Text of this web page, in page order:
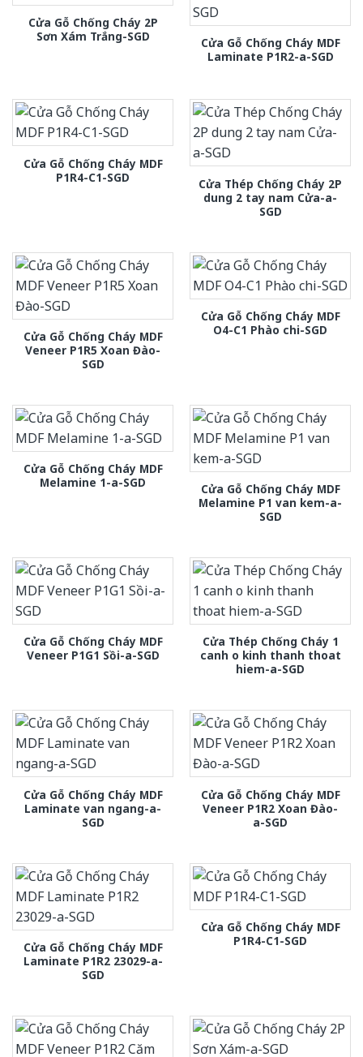
Cửa Gỗ Chống Cháy 2P
Sơn Xám Trắng-SGD
Cửa Gỗ Chống Cháy MDF
Laminate P1R2-a-SGD
Cửa Gỗ Chống Cháy MDF
P1R4-C1-SGD
Cửa Thép Chống Cháy 2P
dung 2 tay nam Cửa-a-
SGD
Cửa Gỗ Chống Cháy MDF
Veneer P1R5 Xoan Đào-
SGD
Cửa Gỗ Chống Cháy MDF
O4-C1 Phào chi-SGD
Cửa Gỗ Chống Cháy MDF
Melamine 1-a-SGD
Cửa Gỗ Chống Cháy MDF
Melamine P1 van kem-a-
SGD
Cửa Gỗ Chống Cháy MDF
Veneer P1G1 Sồi-a-SGD
Cửa Thép Chống Cháy 1
canh o kinh thanh thoat
hiem-a-SGD
Cửa Gỗ Chống Cháy MDF
Laminate van ngang-a-
SGD
Cửa Gỗ Chống Cháy MDF
Veneer P1R2 Xoan Đào-
a-SGD
Cửa Gỗ Chống Cháy MDF
Laminate P1R2 23029-a-
SGD
Cửa Gỗ Chống Cháy MDF
P1R4-C1-SGD